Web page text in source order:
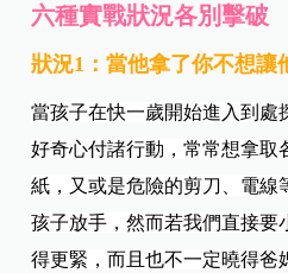
六種實戰狀況各別擊破
狀況1：當他拿了你不想讓
當孩子在快一歲開始進入到處
好奇心付諸行動，常常想拿取
紙，又或是危險的剪刀、電線
孩子放手，然而若我們直接要
得更緊，而且也不一定曉得爸